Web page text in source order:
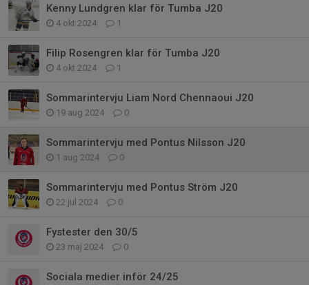
Kenny Lundgren klar för Tumba J20
4 okt 2024 1
Filip Rosengren klar för Tumba J20
4 okt 2024 1
Sommarintervju Liam Nord Chennaoui J20
19 aug 2024 0
Sommarintervju med Pontus Nilsson J20
1 aug 2024 0
Sommarintervju med Pontus Ström J20
22 jul 2024 0
Fystester den 30/5
23 maj 2024 0
Sociala medier inför 24/25